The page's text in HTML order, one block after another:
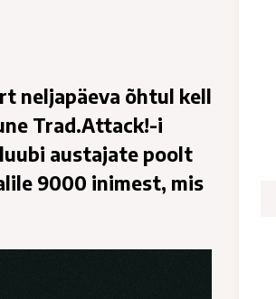
neljapäeva õhtul kell
Trad.Attack!-i
austajate poolt
9000 inimest, mis